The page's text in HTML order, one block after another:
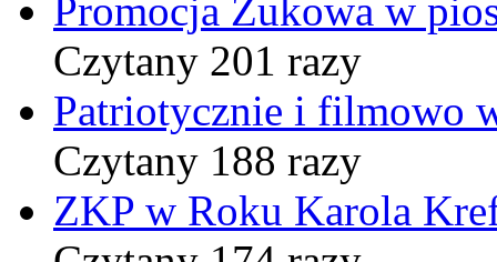
Promocja Żukowa w
Czytany 201 razy
Patriotycznie i filmowo
Czytany 188 razy
ZKP w Roku Karola